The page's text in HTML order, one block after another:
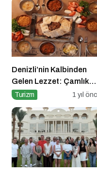
Denizli’nin Kalbinden
Gelen Lezzet: Çamlık
Denizli Kebapçısı
Turizm 1 yıl